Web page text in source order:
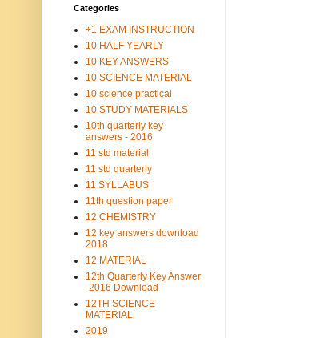
Categories
+1 EXAM INSTRUCTION
10 HALF YEARLY
10 KEY ANSWERS
10 SCIENCE MATERIAL
10 science practical
10 STUDY MATERIALS
10th quarterly key
answers - 2016
11 std material
11 std quarterly
11 SYLLABUS
11th question paper
12 CHEMISTRY
12 key answers download
2018
12 MATERIAL
12th Quarterly Key Answer
-2016 Download
12TH SCIENCE
MATERIAL
2019